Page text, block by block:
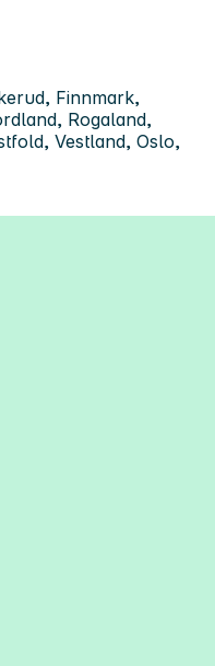
Finnmark,
Rogaland,
Vestland, Oslo,